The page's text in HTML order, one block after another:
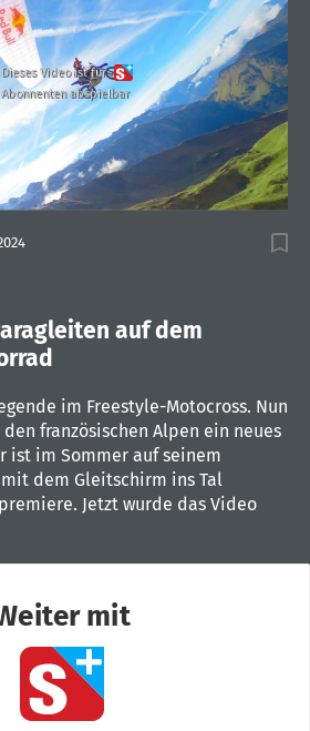
Dieses Video ist für
Abonnenten abspielbar
auf dem
im Freestyle-Motocross. Nun
französischen Alpen ein neues
ist im Sommer auf seinem
dem Gleitschirm ins Tal
Jetzt wurde das Video